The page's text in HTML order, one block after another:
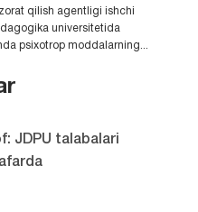
qilish agentligi ishchi
universitetida
psixotrop moddalarning...
JDPU talabalari